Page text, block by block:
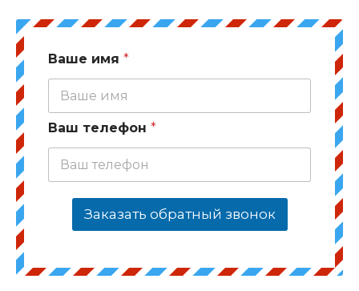
Ваше имя *
Ваш телефон *
Заказать обратный звонок